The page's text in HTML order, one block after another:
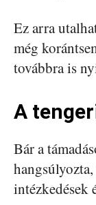
Ez arra
még
továbbra is
A
Bár a
intézkedések